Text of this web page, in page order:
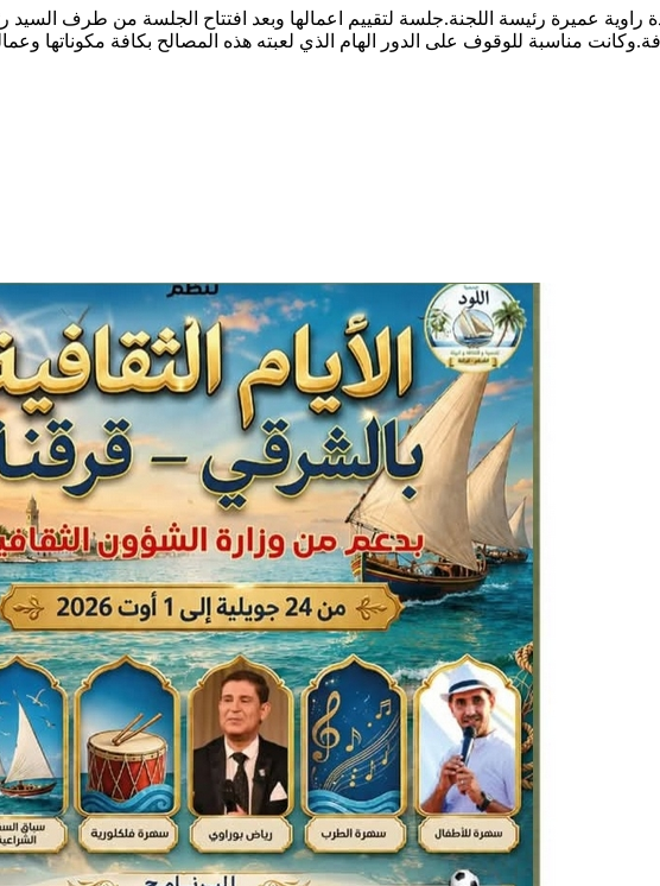
راوية عميرة رئيسة اللجنة.جلسة لتقييم اعمالها وبعد افتتاح الجلسة من طرف
مناسبة للوقوف على الدور الهام الذي لعبته هذه المصالح بكافة مكوناتها